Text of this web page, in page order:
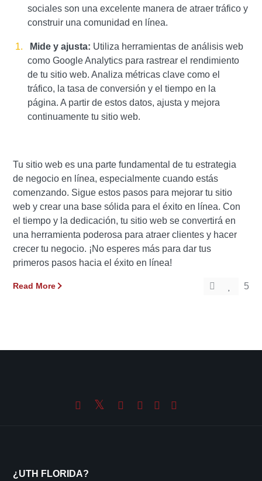
sociales son una excelente manera de atraer tráfico y
construir una comunidad en línea.
Mide y ajusta: Utiliza herramientas de análisis web
como Google Analytics para rastrear el rendimiento
de tu sitio web. Analiza métricas clave como el
tráfico, la tasa de conversión y el tiempo en la
página. A partir de estos datos, ajusta y mejora
continuamente tu sitio web.
Tu sitio web es una parte fundamental de tu estrategia
de negocio en línea, especialmente cuando estás
comenzando. Sigue estos pasos para mejorar tu sitio
web y crear una base sólida para el éxito en línea. Con
el tiempo y la dedicación, tu sitio web se convertirá en
una herramienta poderosa para atraer clientes y hacer
crecer tu negocio. ¡No esperes más para dar tus
primeros pasos hacia el éxito en línea!
Read More 5
¿UTH FLORIDA?